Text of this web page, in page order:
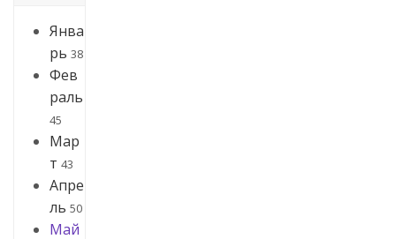
Янва
рь 38
Фев
раль
45
Мар
т 43
Апре
ль 50
Май